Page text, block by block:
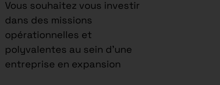
Vous souhaitez vous investir
dans des missions
opérationnelles et
polyvalentes au sein d’une
entreprise en expansion